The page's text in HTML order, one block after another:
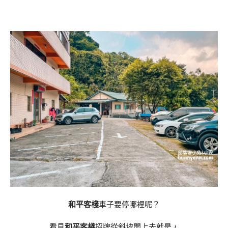
和平客棧車子要停哪裡呢？